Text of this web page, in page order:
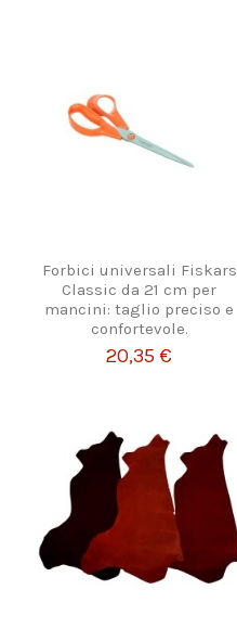
Forbici universali Fiskars
Classic da 21 cm per
mancini: taglio preciso e
confortevole.
20,35 €